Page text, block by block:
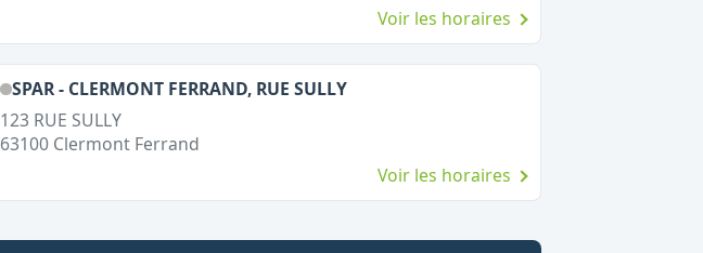
Voir les horaires
SPAR - CLERMONT FERRAND, RUE SULLY
123 RUE SULLY
63100 Clermont Ferrand
Voir les horaires